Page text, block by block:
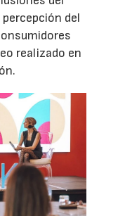
del
realizado en